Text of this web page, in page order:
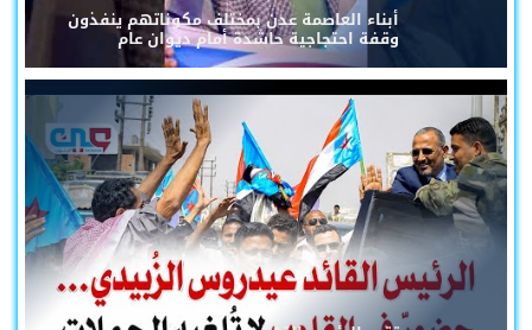
أبناء العاصمة عدن بمختلف مكوناتهم ينفذون
وقفة احتجاجية حاشدة أمام ديوان عام